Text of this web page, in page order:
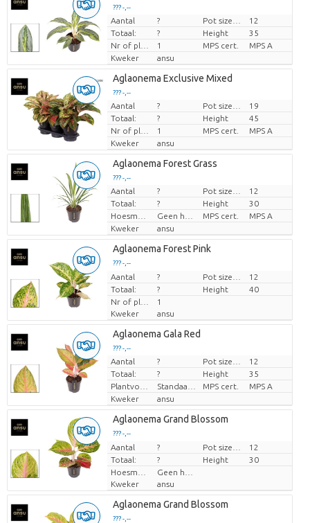
??? -,--
Prijs per stuk
Aantal ?
12
Totaal:
? Height
35
1 MPS cert.
MPS A
Kweker
ansu
Aglaonema Exclusive Mixed
??? -,--
Prijs per stuk
Aantal ?
19
Totaal:
? Height
45
1 MPS cert.
MPS A
Kweker
ansu
Aglaonema Forest Grass
??? -,--
Prijs per stuk
Aantal ?
12
Totaal:
? Height
30
MPS cert.
MPS A
Kweker
ansu
Aglaonema Forest Pink
??? -,--
Prijs per stuk
Aantal ?
12
Totaal:
? Height
40
1
Kweker
ansu
Aglaonema Gala Red
??? -,--
Prijs per stuk
Aantal ?
12
Totaal:
? Height
35
MPS cert.
MPS A
Kweker
ansu
Aglaonema Grand Blossom
??? -,--
Prijs per stuk
Aantal ?
12
Totaal:
? Height
30
Kweker
ansu
Aglaonema Grand Blossom
??? -,--